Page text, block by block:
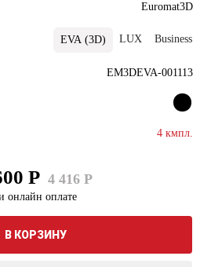
Euromat3D
EVA (3D) LUX Business
EM3DEVA-001113
4 кмпл.
Р 4 416 Р
онлайн оплате
В КОРЗИНУ